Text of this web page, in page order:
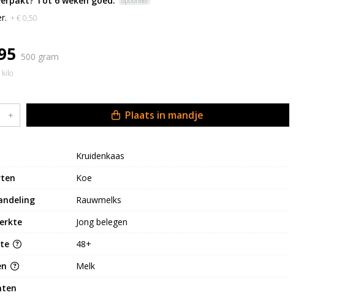
+ € 0,50
500 gram
+ Plaats in mandje
Kruidenkaas
Koe
Rauwmelks
Jong belegen
48+
Melk